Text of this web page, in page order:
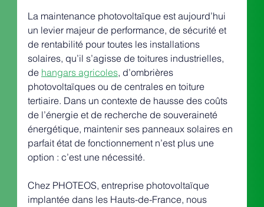
La maintenance photovoltaïque est aujourd’hui
un levier majeur de performance, de sécurité et
de rentabilité pour toutes les installations
solaires, qu’il s’agisse de toitures industrielles,
de hangars agricoles, d’ombrières
photovoltaïques ou de centrales en toiture
tertiaire. Dans un contexte de hausse des coûts
de l’énergie et de recherche de souveraineté
énergétique, maintenir ses panneaux solaires en
parfait état de fonctionnement n’est plus une
option : c’est une nécessité.
Chez PHOTEOS, entreprise photovoltaïque
implantée dans les Hauts-de-France, nous